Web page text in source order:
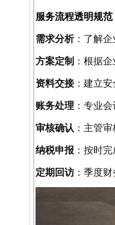
服务流程透明规范
需求分析：了解企
方案定制 ：根据
资料交接：建立安
账务处理 ：专业
审核确认 ：主管
纳税申报 ：按时
定期回访：季度财